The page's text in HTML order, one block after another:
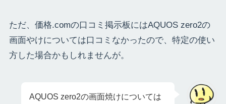
ただ、価格.comの口コミ掲示板にはAQUOS zero2の
画面やけについては口コミなかったので、特定の使い
方した場合かもしれませんが。
AQUOS zero2の画面焼けについては